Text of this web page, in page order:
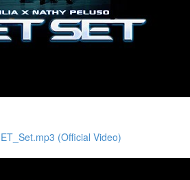
(Official Video)